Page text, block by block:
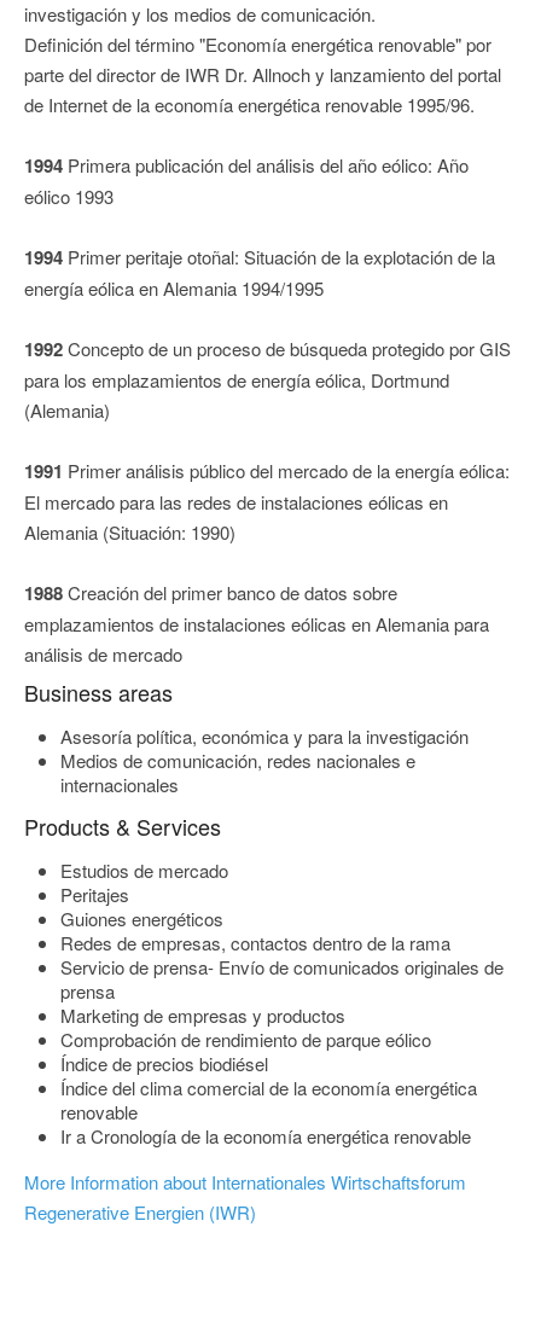
investigación y los medios de comunicación.
Definición del término "Economía energética renovable" por
parte del director de IWR Dr. Allnoch y lanzamiento del portal
de Internet de la economía energética renovable 1995/96.
1994 Primera publicación del análisis del año eólico: Año
eólico 1993
1994 Primer peritaje otoñal: Situación de la explotación de la
energía eólica en Alemania 1994/1995
1992Concepto de un proceso de búsqueda protegido por GIS
para los emplazamientos de energía eólica, Dortmund
(Alemania)
1991 Primer análisis público del mercado de la energía eólica:
El mercado para las redes de instalaciones eólicas en
Alemania (Situación: 1990)
1988Creación del primer banco de datos sobre
emplazamientos de instalaciones eólicas en Alemania para
análisis de mercado
Business areas
Asesoría política, económica y para la investigación
Medios de comunicación, redes nacionales e
internacionales
Products & Services
Estudios de mercado
Peritajes
Guiones energéticos
Redes de empresas, contactos dentro de la rama
Servicio de prensa- Envío de comunicados originales de
prensa
Marketing de empresas y productos
Comprobación de rendimiento de parque eólico
Índice de precios biodiésel
Índice del clima comercial de la economía energética
renovable
Ir a Cronología de la economía energética renovable
More Information about Internationales Wirtschaftsforum
Regenerative Energien (IWR)